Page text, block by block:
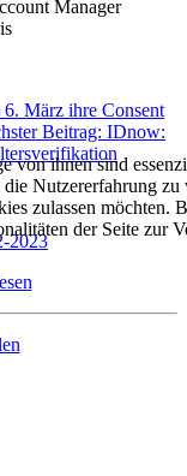
Manager
März ihre Consent
Beitrag: IDnow:
von ihnen sind
Nutzererfahrung
zulassen möchten.
der Seite zur